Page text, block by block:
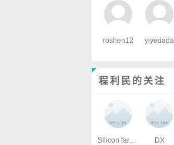
roshen12 yiyedada
程利民的关注
DX